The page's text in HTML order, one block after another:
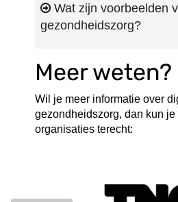
Wat zijn voorbeelden
gezondheidszorg?
Meer weten?
Wil je meer informatie over
gezondheidszorg, dan kun
organisaties terecht: